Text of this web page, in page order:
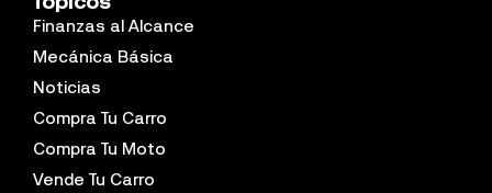
Finanzas al Alcance
Mecánica Básica
Noticias
Compra Tu Carro
Compra Tu Moto
Vende Tu Carro